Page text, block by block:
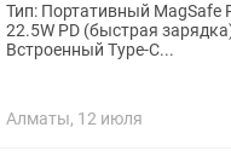
Тип: Портативный MagSafe
22.5W PD (быстрая
Встроенный Type-C...
Алматы, 12 июля